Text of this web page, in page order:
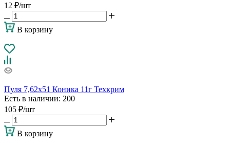
12 ₽/шт
В корзину
Пуля 7,62х51 Коника 11г Техкрим
Есть в наличии: 200
105 ₽/шт
В корзину